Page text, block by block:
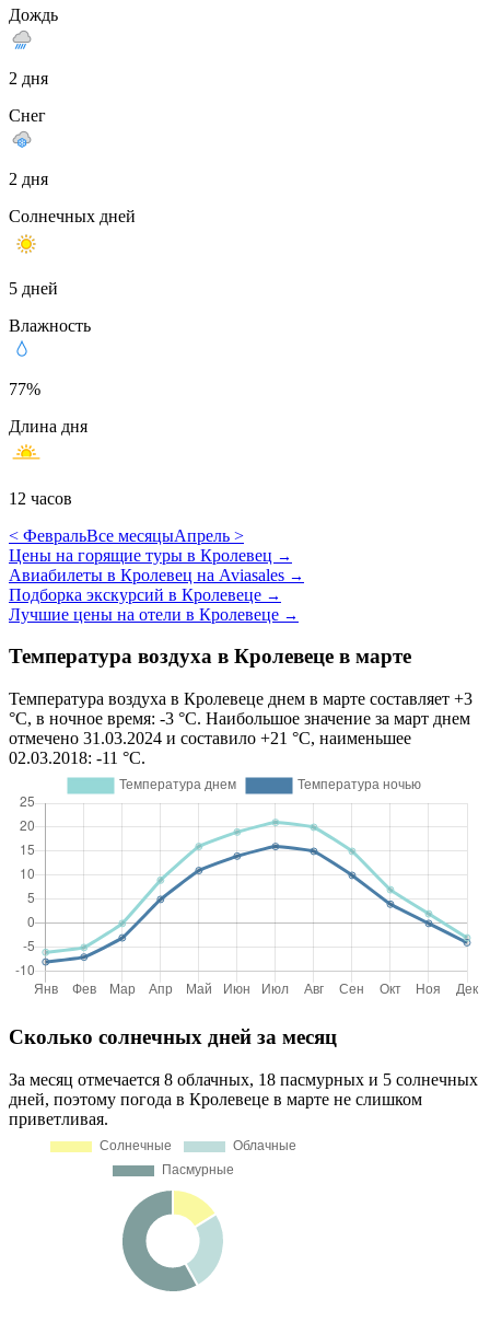
Дождь
2 дня
Снег
2 дня
Солнечных дней
5 дней
Влажность
77%
Длина дня
12 часов
< ФевральВсе месяцыАпрель >
Цены на горящие туры в Кролевец →
Авиабилеты в Кролевец на Aviasales →
Подборка экскурсий в Кролевеце →
Лучшие цены на отели в Кролевеце →
Температура воздуха в Кролевеце в марте
Температура воздуха в Кролевеце днем в марте составляет +3
°C, в ночное время: -3 °C. Наибольшое значение за март днем
отмечено 31.03.2024 и составило +21 °C, наименьшее
02.03.2018: -11 °C.
Сколько солнечных дней за месяц
За месяц отмечается 8 облачных, 18 пасмурных и 5 солнечных
дней, поэтому погода в Кролевеце в марте не слишком
приветливая.